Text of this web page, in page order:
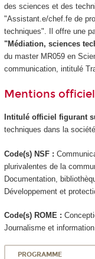
des sciences et des
"Assistant.e/chef.fe de
techniques". Il offre une
"Médiation, sciences
du master MR059 en
communication, intitulé
Mentions
Intitulé officiel figurant
techniques dans la
Code(s) NSF :
plurivalentes de la
Documentation,
Développement et
Code(s) ROME :
Journalisme et
PROGRAMME